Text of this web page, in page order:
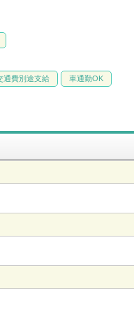
通費別途支給 車通勤OK